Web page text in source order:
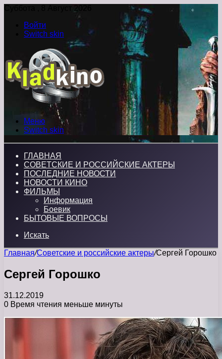
Суббота , 8 Август 2026
Войти
Switch skin
Меню
Switch skin
ГЛАВНАЯ
СОВЕТСКИЕ И РОССИЙСКИЕ АКТЕРЫ
ПОСЛЕДНИЕ НОВОСТИ
НОВОСТИ КИНО
ФИЛЬМЫ
Информация
Боевик
БЫТОВЫЕ ВОПРОСЫ
Искать
Главная/Советские и российские актеры/Сергей Горошко
Сергей Горошко
31.12.2019
0 Время чтения меньше минуты